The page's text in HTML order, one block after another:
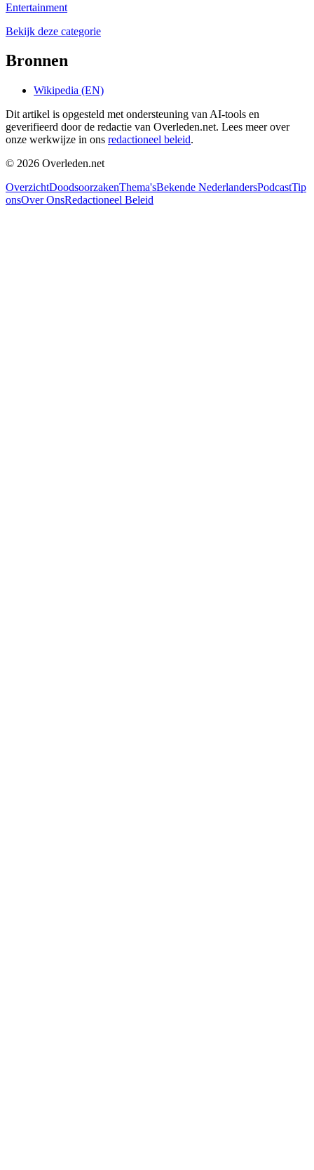
Entertainment
Bekijk deze categorie
Bronnen
Wikipedia (EN)
Dit artikel is opgesteld met ondersteuning van AI-tools en
geverifieerd door de redactie van Overleden.net. Lees meer over
onze werkwijze in ons redactioneel beleid.
© 2026 Overleden.net
OverzichtDoodsoorzakenThema'sBekende NederlandersPodcastTip
onsOver OnsRedactioneel Beleid